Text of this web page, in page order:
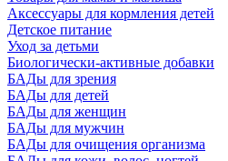
Аксессуары для кормления детей
Детское питание
Уход за детьми
Биологически-активные добавки
БАДы для зрения
БАДы для детей
БАДы для женщин
БАДы для мужчин
БАДы для очищения организма